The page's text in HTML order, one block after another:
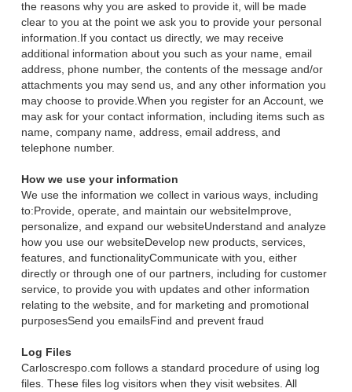
the reasons why you are asked to provide it, will be made
clear to you at the point we ask you to provide your personal
information.If you contact us directly, we may receive
additional information about you such as your name, email
address, phone number, the contents of the message and/or
attachments you may send us, and any other information you
may choose to provide.When you register for an Account, we
may ask for your contact information, including items such as
name, company name, address, email address, and
telephone number.
How we use your information
We use the information we collect in various ways, including
to:Provide, operate, and maintain our websiteImprove,
personalize, and expand our websiteUnderstand and analyze
how you use our websiteDevelop new products, services,
features, and functionalityCommunicate with you, either
directly or through one of our partners, including for customer
service, to provide you with updates and other information
relating to the website, and for marketing and promotional
purposesSend you emailsFind and prevent fraud
Log Files
Carloscrespo.com follows a standard procedure of using log
files. These files log visitors when they visit websites. All